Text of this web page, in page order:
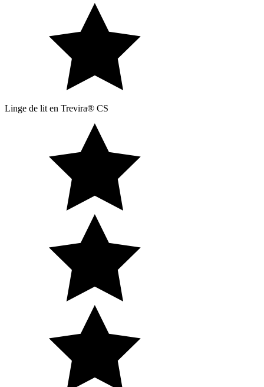
Linge de lit en Trevira® CS